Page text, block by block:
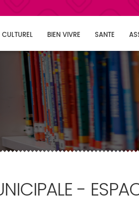
CULTUREL BIEN VIVRE SANTE
-